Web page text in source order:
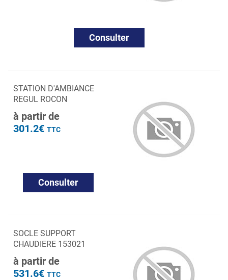
Consulter
STATION D'AMBIANCE
REGUL ROCON
à partir de
301.2€ TTC
Consulter
SOCLE SUPPORT
CHAUDIERE 153021
à partir de
531.6€ TTC